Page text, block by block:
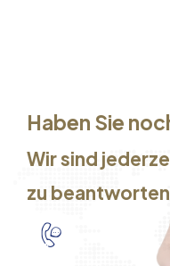
Haben Sie
Wir sind
zu